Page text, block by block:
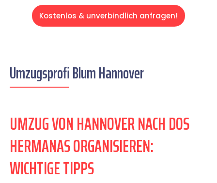
Kostenlos & unverbindlich anfragen!
Umzugsprofi Blum Hannover
UMZUG VON HANNOVER NACH DOS
HERMANAS ORGANISIEREN:
WICHTIGE TIPPS